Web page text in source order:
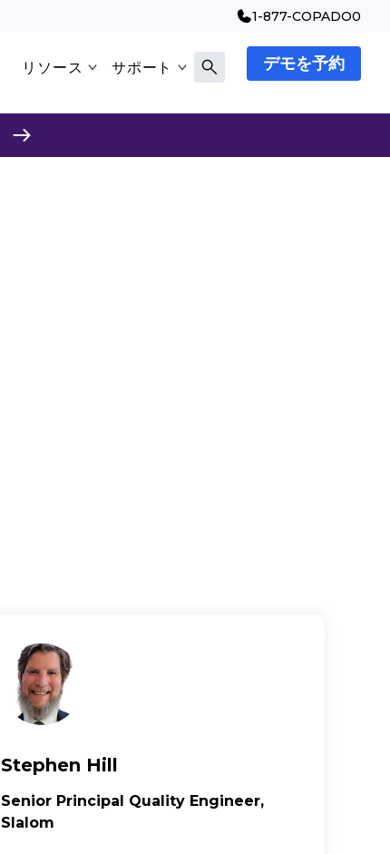
1-877-COPADO0
リソース サポート デモを予約
Stephen Hill
Senior Principal Quality Engineer,
Slalom